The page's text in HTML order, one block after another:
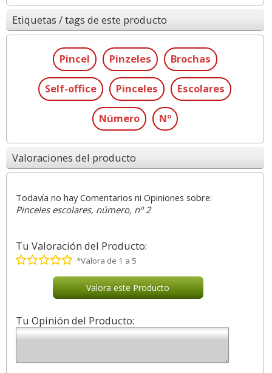
Etiquetas / tags de este producto
Pincel Pinzeles Brochas
Self-office Pinceles Escolares
Número Nº
Valoraciones del producto
Todavía no hay Comentarios ni Opiniones sobre:
Pinceles escolares, número, nº 2
Tu Valoración del Producto:
*Valora de 1 a 5
Valora este Producto
Tu Opinión del Producto: